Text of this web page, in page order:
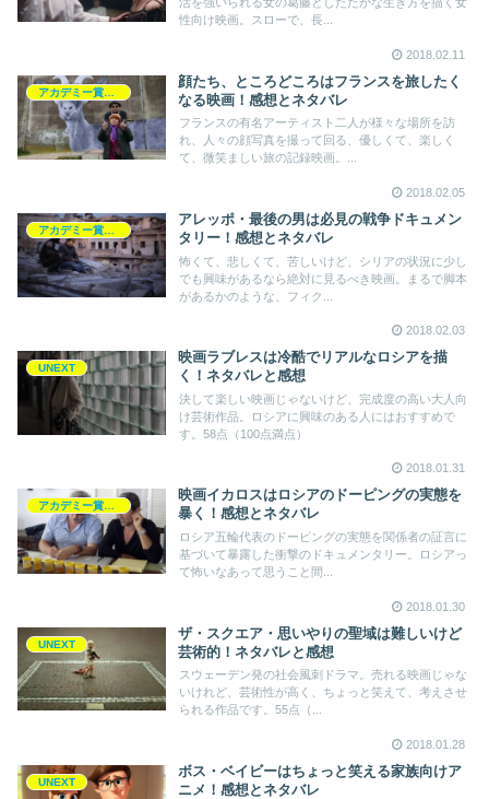
性向け映画。スローで、長...
2018.02.11
顔たち、ところどころはフランスを旅したく
なる映画！感想とネタバレ
フランスの有名アーティスト二人が様々な場所を訪
れ、人々の顔写真を撮って回る、優しくて、楽しく
て、微笑ましい旅の記録映画。...
2018.02.05
アレッポ・最後の男は必見の戦争ドキュメン
タリー！感想とネタバレ
怖くて、悲しくて、苦しいけど、シリアの状況に少し
でも興味があるなら絶対に見るべき映画。まるで脚本
があるかのような、フィク...
2018.02.03
UNEXT
映画ラブレスは冷酷でリアルなロシアを描
く！ネタバレと感想
決して楽しい映画じゃないけど、完成度の高い大人向
け芸術作品。ロシアに興味のある人にはおすすめで
す。58点（100点満点）
2018.01.31
アカデミー賞2018
映画イカロスはロシアのドーピングの実態を
暴く！感想とネタバレ
ロシア五輪代表のドーピングの実態を関係者の証言に
基づいて暴露した衝撃のドキュメンタリー。ロシアっ
て怖いなあって思うこと間...
2018.01.30
UNEXT
ザ・スクエア・思いやりの聖域は難しいけど
芸術的！ネタバレと感想
スウェーデン発の社会風刺ドラマ。売れる映画じゃな
いけれど、芸術性が高く、ちょっと笑えて、考えさせ
られる作品です。55点（...
2018.01.28
UNEXT
ボス・ベイビーはちょっと笑える家族向けア
ニメ！感想とネタバレ